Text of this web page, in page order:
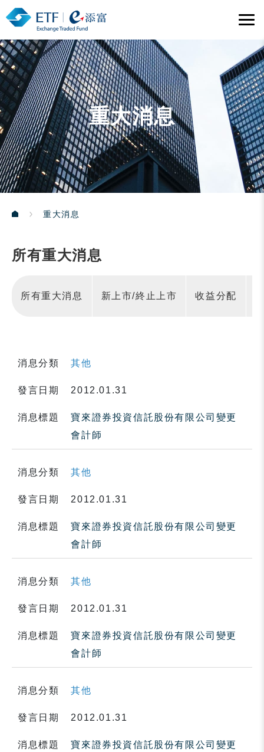
重大消息
重大消息
所有重大消息
所有重大消息 新上市/終止上市 收益分配
消息分類 其他
發言日期 2012.01.31
消息標題
寶來證券投資信託股份有限公司變更
會計師
消息分類 其他
發言日期 2012.01.31
消息標題
寶來證券投資信託股份有限公司變更
會計師
消息分類 其他
發言日期 2012.01.31
消息標題
寶來證券投資信託股份有限公司變更
會計師
消息分類 其他
發言日期 2012.01.31
消息標題
寶來證券投資信託股份有限公司變更